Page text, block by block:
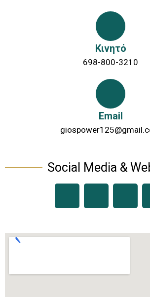
Κινητό
698-800-3210
Email
Social Media &